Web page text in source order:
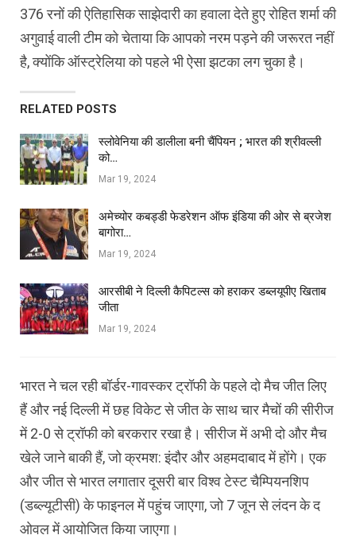
376 रनों की ऐतिहासिक साझेदारी का हवाला देते हुए रोहित शर्मा की
अगुवाई वाली टीम को चेताया कि आपको नरम पड़ने की जरूरत नहीं
है, क्योंकि ऑस्ट्रेलिया को पहले भी ऐसा झटका लग चुका है।
RELATED POSTS
स्लोवेनिया की डालीला बनी चैंपियन ; भारत की श्रीवल्ली
को…
Mar 19, 2024
अमेच्योर कबड्डी फेडरेशन ऑफ इंडिया की ओर से ब्रजेश
बागोरा…
Mar 19, 2024
आरसीबी ने दिल्ली कैपिटल्स को हराकर डब्लयूपीए खिताब
जीता
Mar 19, 2024
भारत ने चल रही बॉर्डर-गावस्कर ट्रॉफी के पहले दो मैच जीत लिए
हैं और नई दिल्ली में छह विकेट से जीत के साथ चार मैचों की सीरीज
में 2-0 से ट्रॉफी को बरकरार रखा है। सीरीज में अभी दो और मैच
खेले जाने बाकी हैं, जो क्रमश: इंदौर और अहमदाबाद में होंगे। एक
और जीत से भारत लगातार दूसरी बार विश्व टेस्ट चैम्पियनशिप
(डब्ल्यूटीसी) के फाइनल में पहुंच जाएगा, जो 7 जून से लंदन के द
ओवल में आयोजित किया जाएगा।